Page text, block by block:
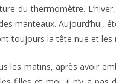
du thermomètre.
manteaux. Aujourd’hui,
toujours la tête nue et les
les matins, après avoir